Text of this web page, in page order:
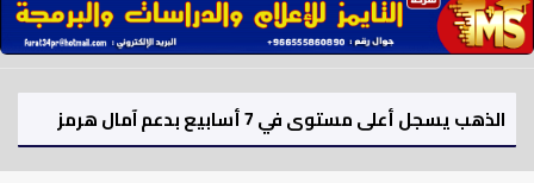
الذهب يسجل أعلى مستوى في 7 أسابيع بدعم آمال هرمز